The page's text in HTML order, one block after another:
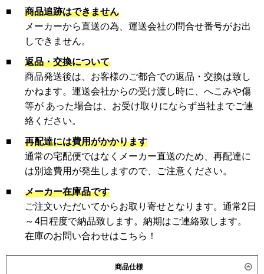
■
商品追跡はできません
メーカーから直送の為、運送会社の問合せ番号がお出
しできません。
■
返品・交換について
商品発送後は、お客様のご都合での返品・交換は致し
かねます。運送会社からの受け渡し時に、へこみや傷
等が あった場合は、お受け取りにならず当社までご連
絡ください。
■
再配達には費用がかかります
通常の宅配便ではなくメーカー直送のため、再配達に
は別途費用が発生しますので、ご注意ください。
■
メーカー在庫品です
ご注文いただいてからお取り寄せとなります。通常2日
～4日程度で納品致します。納期はご連絡致します。
在庫のお問い合わせはこちら！
商品仕様